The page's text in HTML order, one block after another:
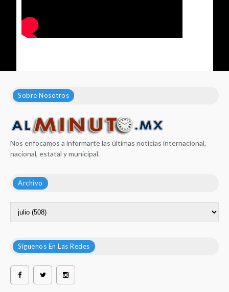
Sobre Nosotros
Nos enfocamos a informarte las últimas noticias internacional,
nacional, estatal y municipal.
Archivo
Síguenos En Las Redes